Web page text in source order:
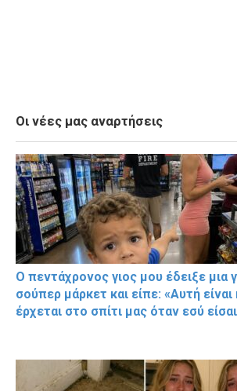
Οι νέες μας αναρτήσεις
Ο πεντάχρονος γιος μου έδειξε μια
σούπερ μάρκετ και είπε: «Αυτή
έρχεται στο σπίτι μας όταν εσύ